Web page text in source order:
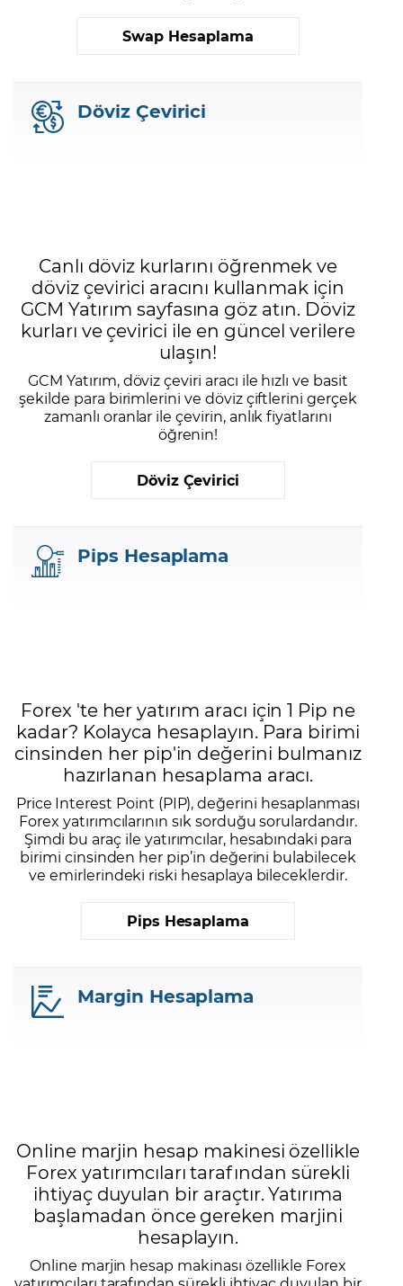
Swap Hesaplama
Döviz Çevirici
Canlı döviz kurlarını öğrenmek ve
döviz çevirici aracını kullanmak için
GCM Yatırım sayfasına göz atın. Döviz
kurları ve çevirici ile en güncel verilere
ulaşın!
GCM Yatırım, döviz çeviri aracı ile hızlı ve basit
şekilde para birimlerini ve döviz çiftlerini gerçek
zamanlı oranlar ile çevirin, anlık fiyatlarını
öğrenin!
Döviz Çevirici
Pips Hesaplama
Forex 'te her yatırım aracı için 1 Pip ne
kadar? Kolayca hesaplayın. Para birimi
cinsinden her pip'in değerini bulmanız
hazırlanan hesaplama aracı.
Price Interest Point (PIP), değerini hesaplanması
Forex yatırımcılarının sık sorduğu sorulardandır.
Şimdi bu araç ile yatırımcılar, hesabındaki para
birimi cinsinden her pip’in değerini bulabilecek
ve emirlerindeki riski hesaplaya bileceklerdir.
Pips Hesaplama
Margin Hesaplama
Online marjin hesap makinesi özellikle
Forex yatırımcıları tarafından sürekli
ihtiyaç duyulan bir araçtır. Yatırıma
başlamadan önce gereken marjini
hesaplayın.
Online marjin hesap makinası özellikle Forex